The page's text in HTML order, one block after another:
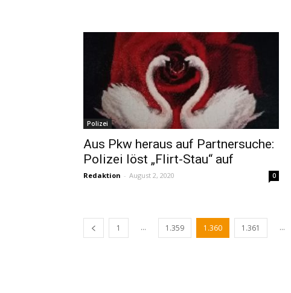
Polizei
Aus Pkw heraus auf Partnersuche:
Polizei löst „Flirt-Stau“ auf
Redaktion - August 2, 2020 0
1 ... 1.359 1.360 1.361 ...